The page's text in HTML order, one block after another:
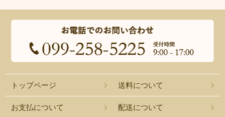
トップページ 送料について
お支払について 配送について